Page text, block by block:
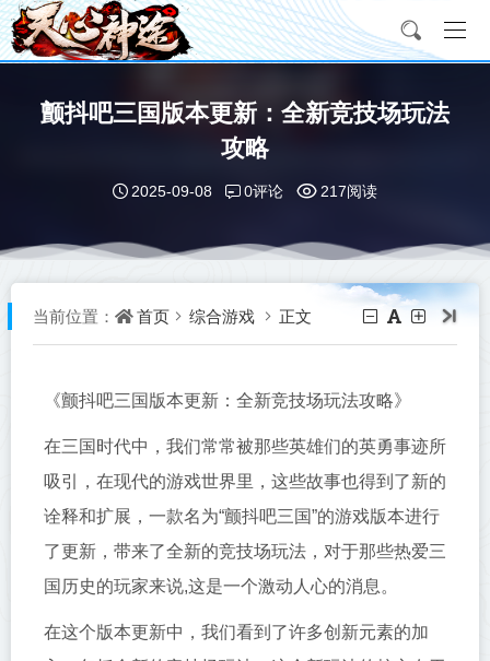
颤抖吧三国版本更新：全新竞技场玩法
攻略
2025-09-08 0评论 217阅读
当前位置： 首页 综合游戏 正文
《颤抖吧三国版本更新：全新竞技场玩法攻略》
在三国时代中，我们常常被那些英雄们的英勇事迹所
吸引，在现代的游戏世界里，这些故事也得到了新的
诠释和扩展，一款名为“颤抖吧三国”的游戏版本进行
了更新，带来了全新的竞技场玩法，对于那些热爱三
国历史的玩家来说,这是一个激动人心的消息。
在这个版本更新中，我们看到了许多创新元素的加